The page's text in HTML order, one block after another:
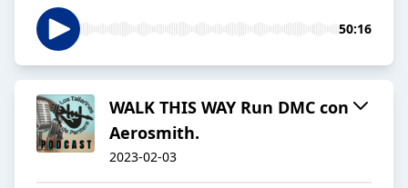
50:16
WALK THIS WAY Run DMC con
Aerosmith.
2023-02-03